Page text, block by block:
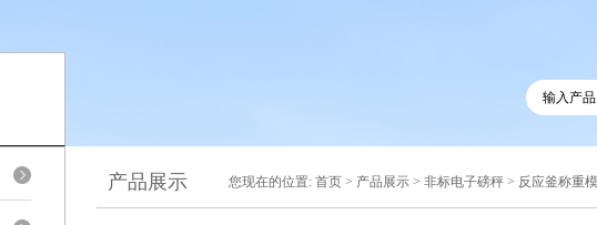
产品展示 您现在的位置: 首页 > 产品展示 > 非标电子磅秤 > 反应釜称重